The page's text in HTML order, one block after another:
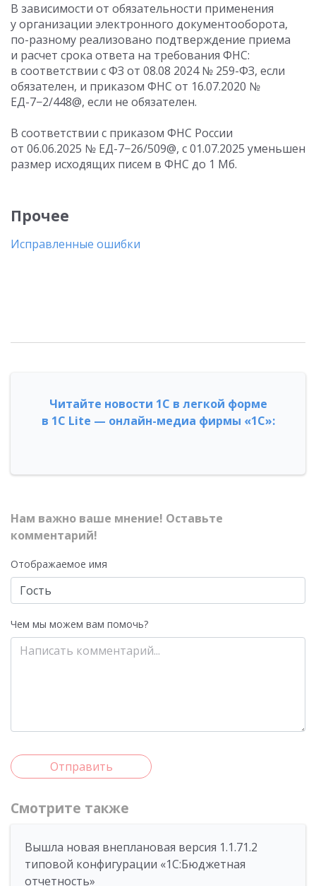
В зависимости от обязательности применения
у организации электронного документооборота,
по-разному реализовано подтверждение приема
и расчет срока ответа на требования ФНС:
в соответствии с ФЗ от 08.08 2024 № 259-ФЗ, если
обязателен, и приказом ФНС от 16.07.2020 №
ЕД-7−2/448@, если не обязателен.
В соответствии с приказом ФНС России
от 06.06.2025 № ЕД-7−26/509@, с 01.07.2025 уменьшен
размер исходящих писем в ФНС до 1 Мб.
Прочее
Исправленные ошибки
Читайте новости 1С в легкой форме
в 1С Lite — онлайн-медиа фирмы «1С»:
Нам важно ваше мнение! Оставьте
комментарий!
Отображаемое имя
Чем мы можем вам помочь?
Отправить
Смотрите также
Вышла новая внеплановая версия 1.1.71.2
типовой конфигурации «1C:Бюджетная
отчетность»